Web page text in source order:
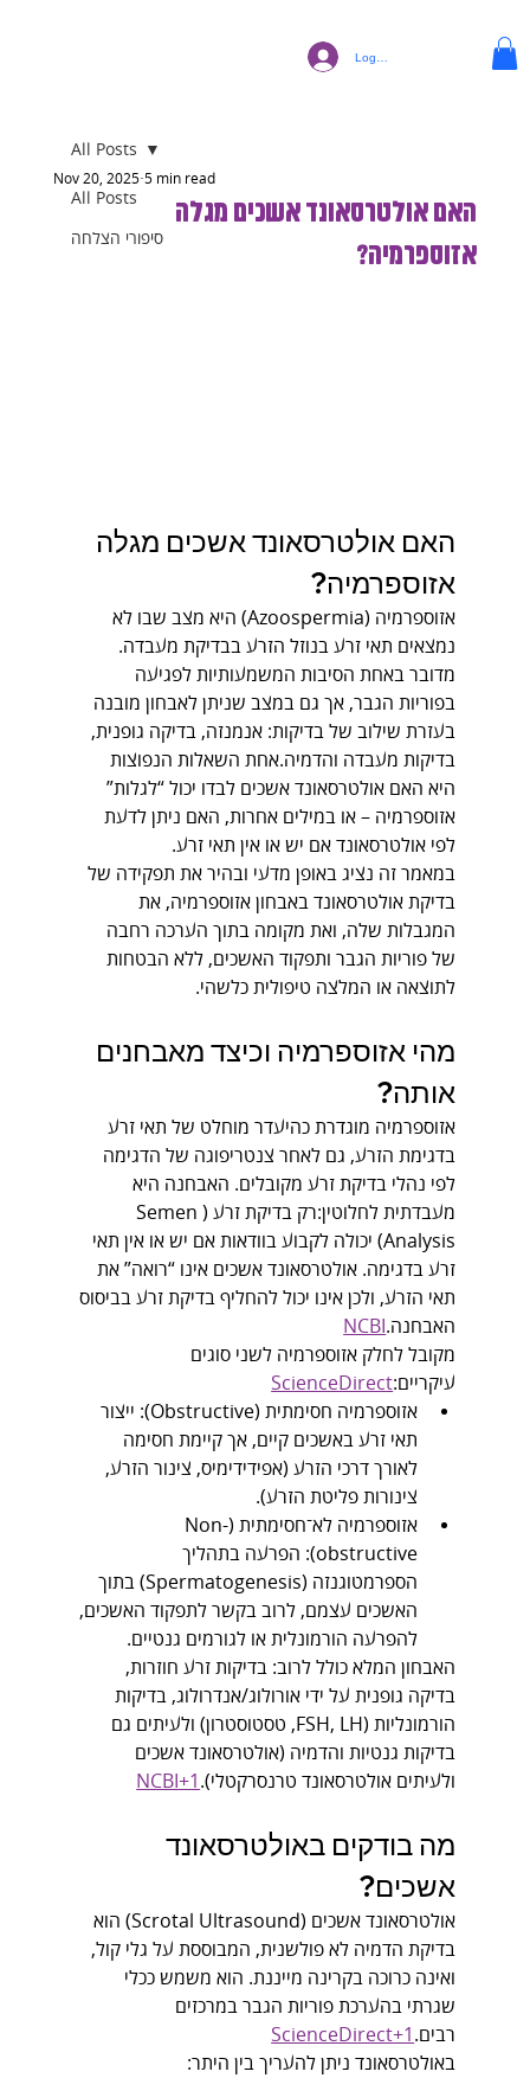
Log In
All Posts
סיפורי הצלחה
All Posts
האם אולטרסאונד אשכים מגלה
אזוספרמיה?
Nov 20, 2025 5 min read
האם אולטרסאונד אשכים מגלה
אזוספרמיה?
אזוספרמיה (Azoospermia) היא מצב שבו לא
נמצאים תאי זרע בנוזל הזרע בבדיקת מעבדה.
מדובר באחת הסיבות המשמעותיות לפגיעה
בפוריות הגבר, אך גם במצב שניתן לאבחון מובנה
בעזרת שילוב של בדיקות: אנמנזה, בדיקה גופנית,
בדיקות מעבדה והדמיה.אחת השאלות הנפוצות
היא האם אולטרסאונד אשכים לבדו יכול “לגלות”
אזוספרמיה – או במילים אחרות, האם ניתן לדעת
לפי אולטרסאונד אם יש או אין תאי זרע.
במאמר זה נציג באופן מדעי ובהיר את תפקידה של
בדיקת אולטרסאונד באבחון אזוספרמיה, את
המגבלות שלה, ואת מקומה בתוך הערכה רחבה
של פוריות הגבר ותפקוד האשכים, ללא הבטחות
לתוצאה או המלצה טיפולית כלשהי.
מהי אזוספרמיה וכיצד מאבחנים
אותה?
אזוספרמיה מוגדרת כהיעדר מוחלט של תאי זרע
בדגימת הזרע, גם לאחר צנטריפוגה של הדגימה
לפי נהלי בדיקת זרע מקובלים. האבחנה היא
מעבדתית לחלוטין:רק בדיקת זרע (Semen
Analysis) יכולה לקבוע בוודאות אם יש או אין תאי
זרע בדגימה. אולטרסאונד אשכים אינו “רואה” את
תאי הזרע, ולכן אינו יכול להחליף בדיקת זרע בביסוס
האבחנה.NCBI
מקובל לחלק אזוספרמיה לשני סוגים
עיקריים:ScienceDirect
אזוספרמיה חסימתית (Obstructive): ייצור
תאי זרע באשכים קיים, אך קיימת חסימה
לאורך דרכי הזרע (אפידידימיס, צינור הזרע,
צינורות פליטת הזרע).
אזוספרמיה לא־חסימתית (Non-
obstructive): הפרעה בתהליך
הספרמטוגנזה (Spermatogenesis) בתוך
האשכים עצמם, לרוב בקשר לתפקוד האשכים,
להפרעה הורמונלית או לגורמים גנטיים.
האבחון המלא כולל לרוב: בדיקות זרע חוזרות,
בדיקה גופנית על ידי אורולוג/אנדרולוג, בדיקות
הורמונליות (FSH, LH, טסטוסטרון) ולעיתים גם
בדיקות גנטיות והדמיה (אולטרסאונד אשכים
ולעיתים אולטרסאונד טרנסרקטלי). NCBI+1
מה בודקים באולטרסאונד
אשכים?
אולטרסאונד אשכים (Scrotal Ultrasound) הוא
בדיקת הדמיה לא פולשנית, המבוססת על גלי קול,
ואינה כרוכה בקרינה מייננת. הוא משמש ככלי
שגרתי בהערכת פוריות הגבר במרכזים
רבים. ScienceDirect+1
באולטרסאונד ניתן להעריך בין היתר: